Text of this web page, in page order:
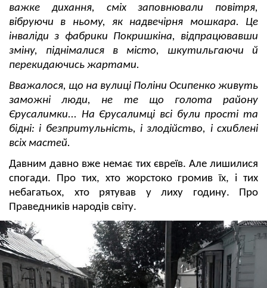
важке дихання, сміх заповнювали повітря,
вібруючи в ньому, як надвечірня мошкара. Це
інваліди з фабрики Покришкіна, відпрацювавши
зміну, піднімалися в місто, шкутильгаючи й
перекидаючись жартами.
Вважалося, що на вулиці Поліни Осипенко живуть
заможні люди, не те що голота району
Єрусалимки... На Єрусалимці всі були прості та
бідні: і безпритульність, і злодійство, і схиблені
всіх мастей.
Давним давно вже немає тих євреїв. Але лишилися
спогади. Про тих, хто жорстоко громив їх, і тих
небагатьох, хто рятував у лиху годину. Про
Праведників народів світу.